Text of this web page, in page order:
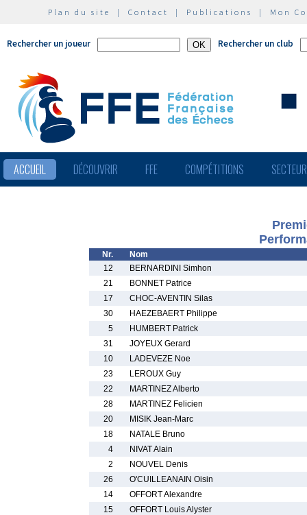
Plan du site | Contact | Publications | Mon
Rechercher un joueur Rechercher un club
ACCUEIL DÉCOUVRIR FFE COMPÉTITIONS
Nr.
Nom
12
BERNARDINI Simhon
21
BONNET Patrice
17
CHOC-AVENTIN Silas
30
HAEZEBAERT Philippe
5
HUMBERT Patrick
31
JOYEUX Gerard
10
LADEVEZE Noe
23
LEROUX Guy
22
MARTINEZ Alberto
28
MARTINEZ Felicien
20
MISIK Jean-Marc
18
NATALE Bruno
4
NIVAT Alain
2
NOUVEL Denis
26
O'CUILLEANAIN Oisin
14
OFFORT Alexandre
15
OFFORT Louis Alyster